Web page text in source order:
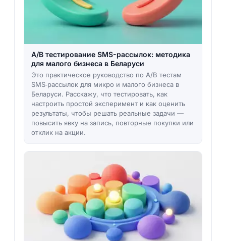
A/B тестирование SMS-рассылок: методика
для малого бизнеса в Беларуси
Это практическое руководство по A/B тестам
SMS‑рассылок для микро и малого бизнеса в
Беларуси. Расскажу, что тестировать, как
настроить простой эксперимент и как оценить
результаты, чтобы решать реальные задачи —
повысить явку на запись, повторные покупки или
отклик на акции.